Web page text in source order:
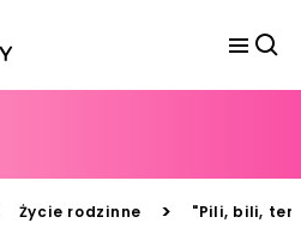
Życie rodzinne > "Pili, bili,